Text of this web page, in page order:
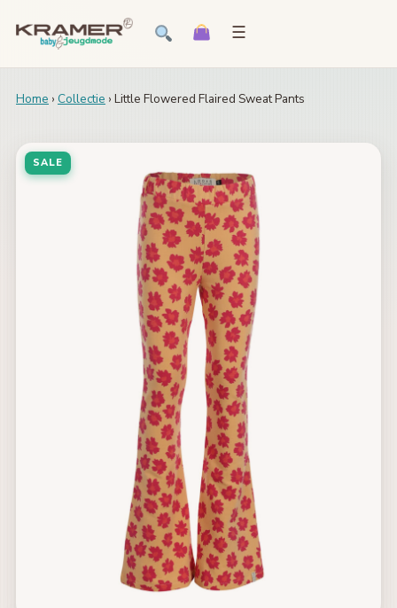
☰
Home › Collectie › Little Flowered Flaired Sweat Pants
SALE